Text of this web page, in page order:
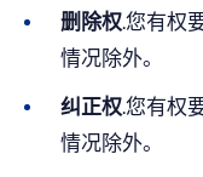
删除权.您有权
情况除外。
纠正权.您有权
情况除外。